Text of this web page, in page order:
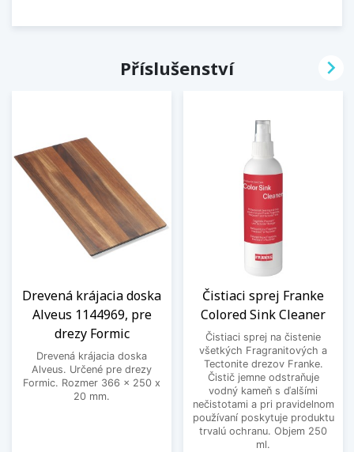
Příslušenství
Drevená krájacia doska
Alveus 1144969, pre
drezy Formic
Drevená krájacia doska
Alveus. Určené pre drezy
Formic. Rozmer 366 x 250 x
20 mm.
Čistiaci sprej Franke
Colored Sink Cleaner
Čistiaci sprej na čistenie
všetkých Fragranitových a
Tectonite drezov Franke.
Čistič jemne odstraňuje
vodný kameň s ďalšími
nečistotami a pri pravidelnom
používaní poskytuje produktu
trvalú ochranu. Objem 250
ml.
